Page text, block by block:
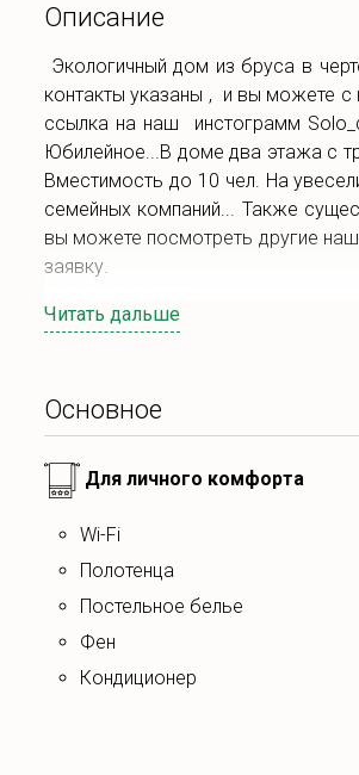
Описание
Экологичный дом из бруса в
контакты указаны , и вы можете с
ссылка на наш
Юбилейное...В доме два этажа с
Вместимость до 10 чел. На
семейных компаний... Также
вы можете посмотреть другие
заявку.
Читать дальше
Основное
Для личного комфорта
Wi-Fi
полотенца
постельное белье
фен
Кондиционер